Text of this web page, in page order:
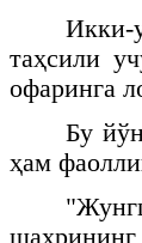
Икки-
таҳсили
офаринга
Бу
ҳам
шаҳрининг